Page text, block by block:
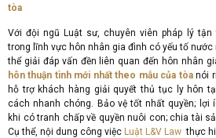
tòa
Với đội ngũ Luật sư, chuyên viên pháp lý tận
trong lĩnh vực hôn nhân gia đình có yếu tố nước
thể giải đáp vấn đền liên quan đến hôn nhân
hôn thuận tình mới nhất theo mẫu của tòanói
hỗ trợ khách hàng giải quyết thủ tục ly hôn
cách nhanh chóng. Bảo vệ tốt nhất quyền; lợi
khi có tranh chấp về quyền nuôi con; chia tài
Cụ thể, nội dung công việc Luật L&V Law thực